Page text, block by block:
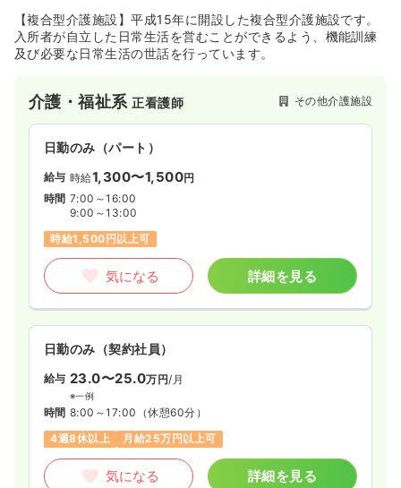
【複合型介護施設】平成15年に開設した複合型介護施設です。
入所者が自立した日常生活を営むことができるよう、機能訓練
及び必要な日常生活の世話を行っています。
介護・福祉系正看護師 その他介護施設
日勤のみ（パート）
給与 時給1,300〜1,500円
時間 7:00～16:00
9:00～13:00
時給1,500円以上可
気になる 詳細を見る
日勤のみ（契約社員）
給与 23.0〜25.0万円/月
※一例
時間 8:00～17:00 （休憩60分）
4週8休以上
月給25万円以上可
気になる 詳細を見る